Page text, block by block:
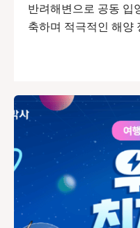
반려해변으로 공동 입
축하며 적극적인 해양